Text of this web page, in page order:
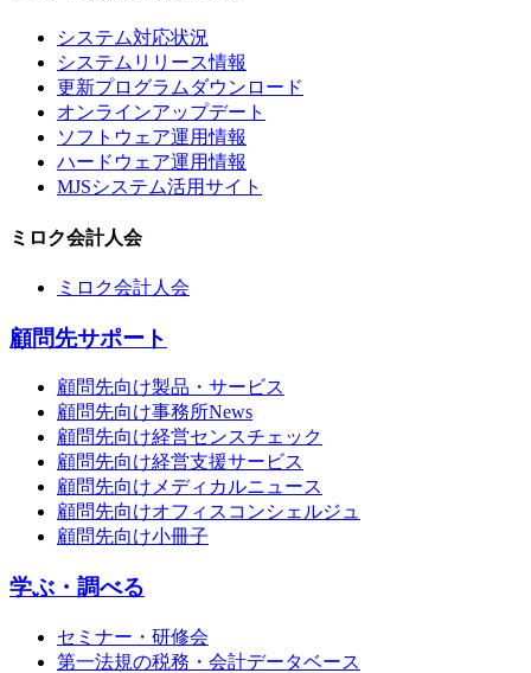
システム対応状況
システムリリース情報
更新プログラムダウンロード
オンラインアップデート
ソフトウェア運用情報
ハードウェア運用情報
MJSシステム活用サイト
ミロク会計人会
ミロク会計人会
顧問先サポート
顧問先向け製品・サービス
顧問先向け事務所News
顧問先向け経営センスチェック
顧問先向け経営支援サービス
顧問先向けメディカルニュース
顧問先向けオフィスコンシェルジュ
顧問先向け小冊子
学ぶ・調べる
セミナー・研修会
第一法規の税務・会計データベース